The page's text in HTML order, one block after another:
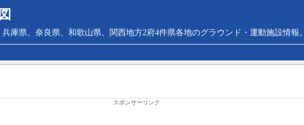
庫県、奈良県、和歌山県、関西地方2府4件県各地のグラウンド・運動施設情報。
スポンサーリンク